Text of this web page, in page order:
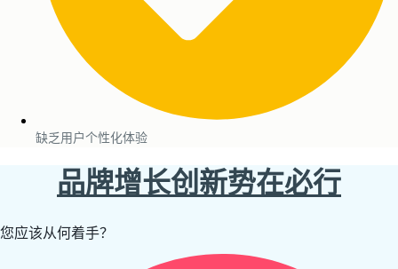
缺乏用户个性化体验
品牌增长创新势在必行
您应该从何着手？